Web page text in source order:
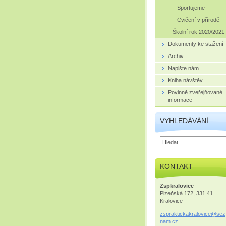
Sportujeme
Cvičení v přírodě
Školní rok 2020/2021
Dokumenty ke stažení
Archiv
Napište nám
Kniha návštěv
Povinně zveřejňované
informace
VYHLEDÁVÁNÍ
KONTAKT
Zspkralovice
Plzeňská 172, 331 41
Kralovice
zspraktickakralovice@sez
nam.cz